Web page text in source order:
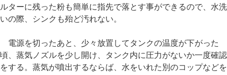
ルターに残った粉も簡単に指先で落とす事ができるので、水洗
いの際、シンクも殆ど汚れない。
電源を切ったあと、少々放置してタンクの温度が下がった
頃、蒸気ノズルを少し開け、タンク内に圧力がないか一度確認
をする。蒸気が噴出するならば、水をいれた別のコップなどを